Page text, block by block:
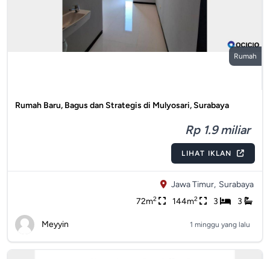
Rumah
Rumah Baru, Bagus dan Strategis di Mulyosari, Surabaya
Rp 1.9 miliar
LIHAT IKLAN
Jawa Timur, Surabaya
72m2 144m2 3 3
Meyyin 1 minggu yang lalu